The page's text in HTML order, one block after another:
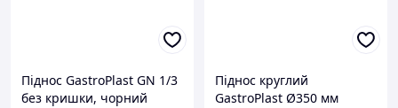
Піднос GastroPlast GN 1/3
без кришки, чорний
Піднос круглий
GastroPlast Ø350 мм